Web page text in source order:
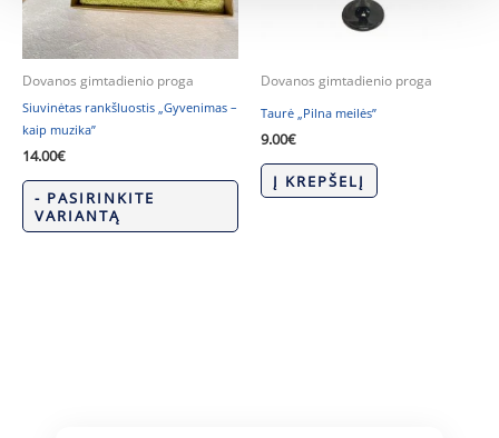
Dovanos gimtadienio proga
Siuvinėtas rankšluostis „Gyvenimas –
kaip muzika”
14.00€
- PASIRINKITE
VARIANTĄ
Dovanos gimtadienio proga
Taurė „Pilna meilės”
9.00€
Į KREPŠELĮ